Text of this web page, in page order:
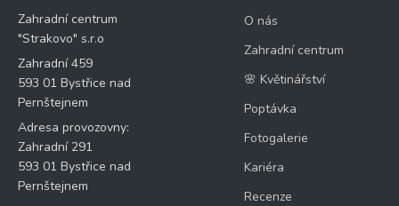
Zahradní centrum
"Strakovo" s.r.o
Zahradní 459
593 01 Bystřice nad
Pernštejnem
Adresa provozovny:
Zahradní 291
593 01 Bystřice nad
Pernštejnem
O nás
Zahradní centrum
🌸 Květinářství
Poptávka
Fotogalerie
Kariéra
Recenze